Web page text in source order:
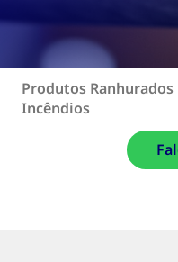
Produtos
Incêndios